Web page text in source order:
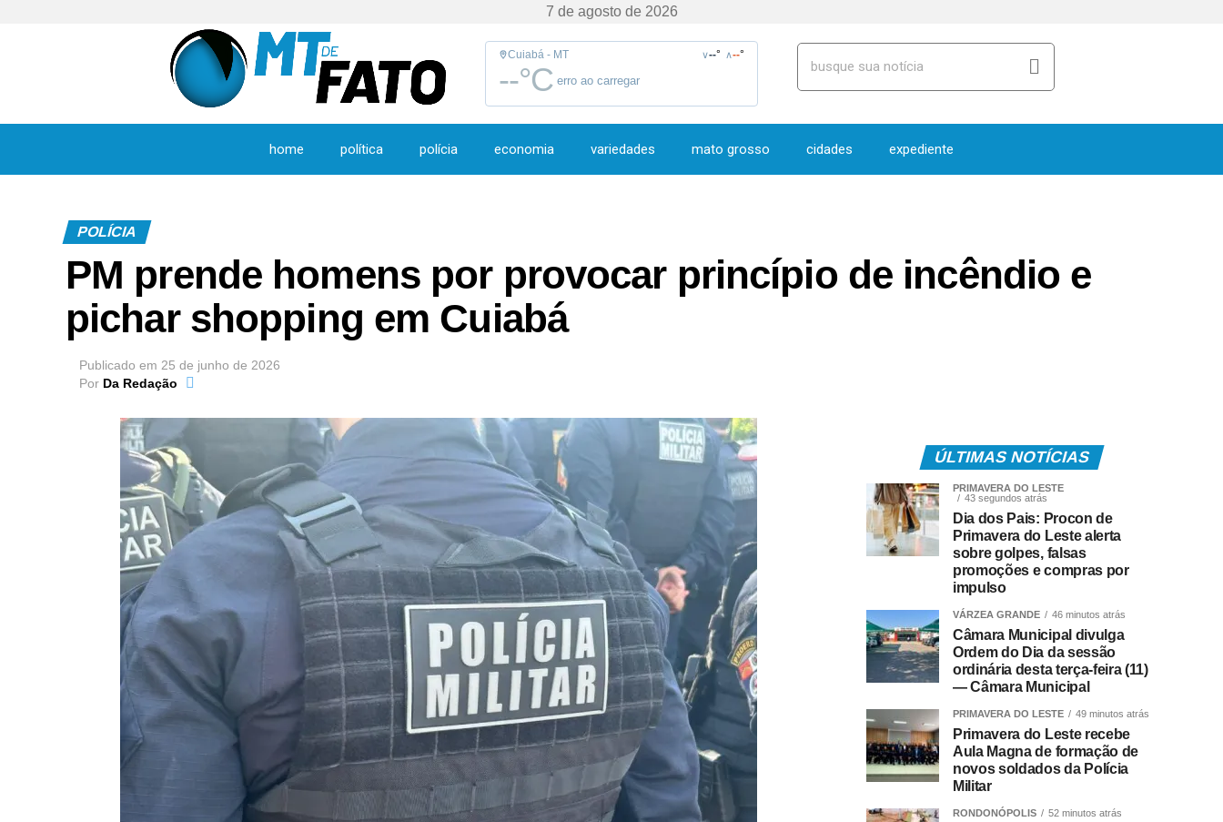
Cuiabá - MT ∨--° ∧--°
--°C erro ao carregar
home política polícia economia variedades mato grosso cidades expediente
7 de agosto de 2026
POLÍCIA
PM prende homens por provocar princípio de incêndio e
pichar shopping em Cuiabá
Publicado em 25 de junho de 2026
Por Da Redação
ÚLTIMAS NOTÍCIAS
PRIMAVERA DO LESTE
43 segundos atrás
Dia dos Pais: Procon de
Primavera do Leste alerta
sobre golpes, falsas
promoções e compras por
impulso
VÁRZEA GRANDE 46 minutos atrás
Câmara Municipal divulga
Ordem do Dia da sessão
ordinária desta terça-feira (11)
— Câmara Municipal
PRIMAVERA DO LESTE 49 minutos atrás
Primavera do Leste recebe
Aula Magna de formação de
novos soldados da Polícia
Militar
RONDONÓPOLIS 52 minutos atrás